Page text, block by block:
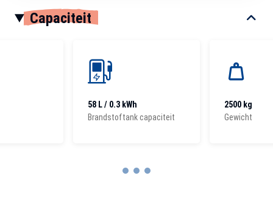
Capaciteit
58 L / 0.3 kWh
Brandstoftank capaciteit
2500 kg
Gewicht